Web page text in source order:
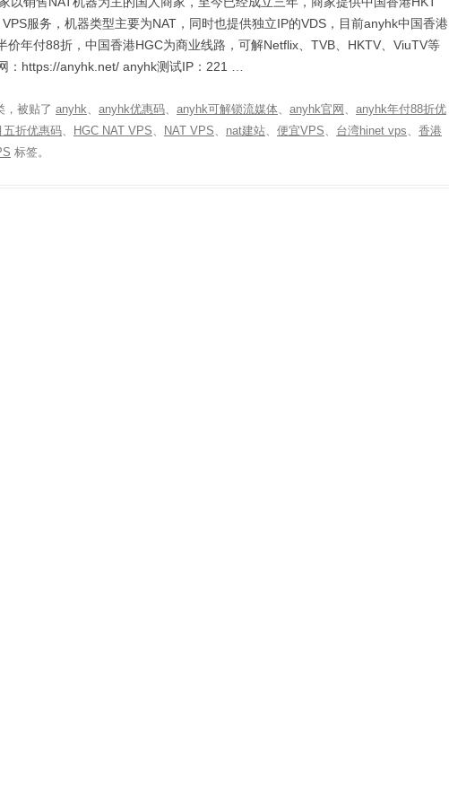
服务，机器类型主要为NAT，同时也提供独立IP的VDS，目前anyhk中国香港
价年付88折，中国香港HGC为商业线路，可解Netflix、TVB、HKTV、ViuTV等
：https://anyhk.net/ anyhk测试IP：221 …
，被贴了 anyhk、 anyhk优惠码、 anyhk可解锁流媒体、 anyhk官网 、 anyhk年付88折优
五折优惠码、 HGC NAT VPS、 NAT VPS、 nat建站、 便宜VPS、 台湾hinet vps、 香港
标签。